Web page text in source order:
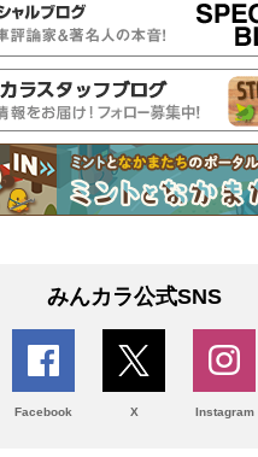
みんカラ公式SNS
Facebook X Instagram